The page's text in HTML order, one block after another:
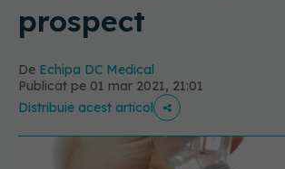
prospect
De Echipa DC Medical
Publicat pe 01 mar 2021, 21:01
Distribuie acest articol